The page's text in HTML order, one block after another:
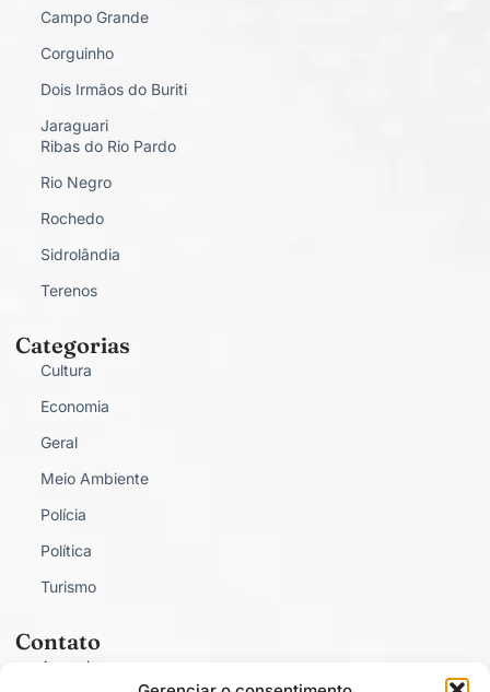
Campo Grande
Corguinho
Dois Irmãos do Buriti
Jaraguari
Ribas do Rio Pardo
Rio Negro
Rochedo
Sidrolândia
Terenos
Categorias
Cultura
Economia
Geral
Meio Ambiente
Polícia
Política
Turismo
Contato
Anunciar